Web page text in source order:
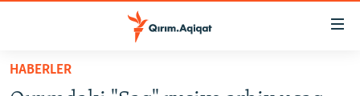
Esas
HABERLER
HABERLER